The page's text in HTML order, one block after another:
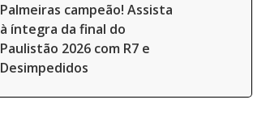
Palmeiras campeão! Assista
à íntegra da final do
Paulistão 2026 com R7 e
Desimpedidos